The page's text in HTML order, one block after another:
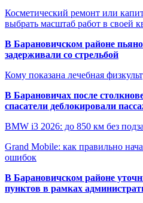
Косметический ремонт или
выбрать масштаб работ в своей
В Барановичском районе
задерживали со стрельбой
Кому показана лечебная
В Барановичах после
спасатели деблокировали
BMW i3 2026: до 850 км без
Grand Mobile: как правильно
ошибок
В Барановичском районе
пунктов в рамках